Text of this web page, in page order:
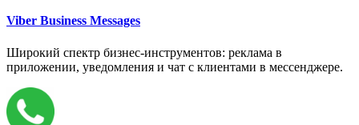
Viber Business Messages
Широкий спектр бизнес-инструментов: реклама в
приложении, уведомления и чат с клиентами в мессенджере.